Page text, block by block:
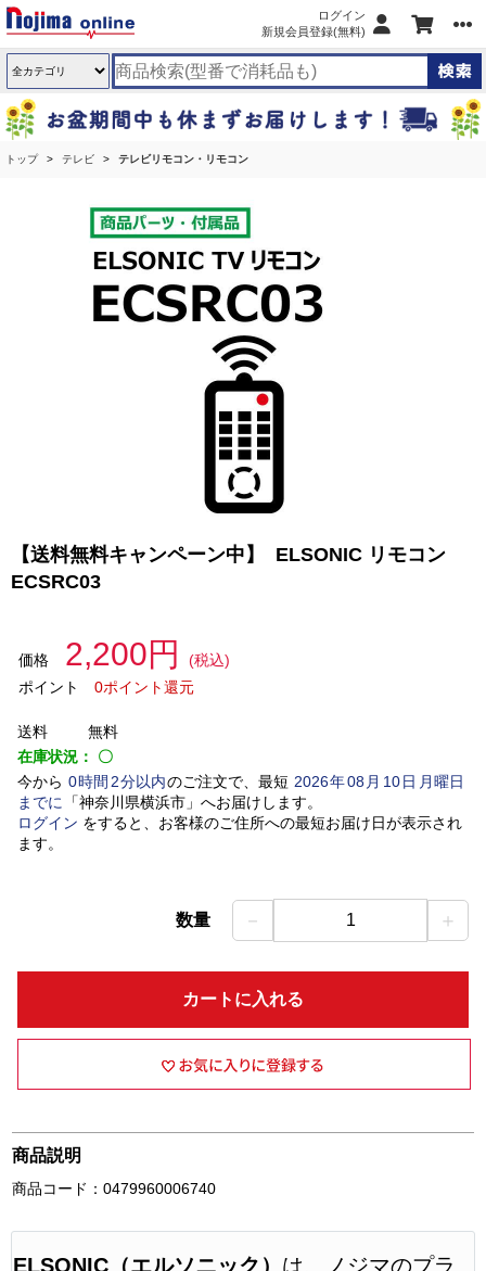
ログイン
新規会員登録(無料)
トップ テレビ テレビリモコン・リモコン
【送料無料キャンペーン中】 ELSONIC リモコン
ECSRC03
価格 2,200円
(税込)
ポイント
0ポイント還元
送料
無料
在庫状況： 〇
今から 0時間 2分以内のご注文で、最短 2026年08 月 10日月曜日
までに
「神奈川県横浜市」 へお届けします。
ログイン をすると、お客様のご住所への最短お届け日が表示され
ます。
数量 － 1 ＋
カートに入れる
商品説明
商品コード：0479960006740
ELSONIC（エルソニック） は、ノジマのプラ